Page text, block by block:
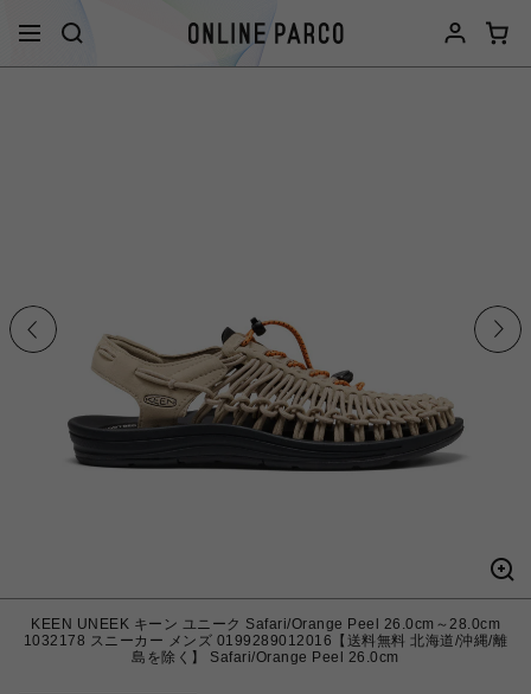
KEEN UNEEK キーン ユニーク Safari/Orange Peel 26.0cm～28.0cm
1032178 スニーカー メンズ 0199289012016【送料無料 北海道/沖縄/離
島を除く】 Safari/Orange Peel 26.0cm